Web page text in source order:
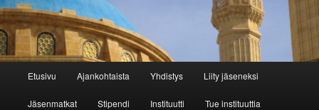
Etusivu Ajankohtaista Yhdistys Liity jäseneksi
Jäsenmatkat Stipendi Instituutti Tue instituuttia